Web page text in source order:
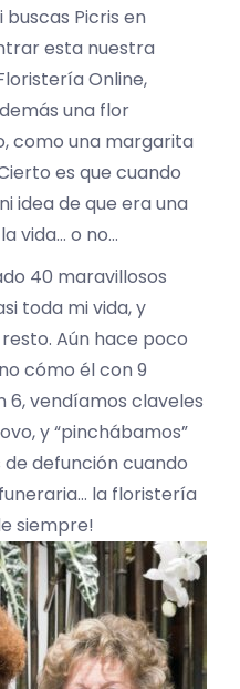
buscas Picris en
esta nuestra
Online,
una flor
como una margarita
es que cuando
idea de que era una
vida… o no…
40 maravillosos
toda mi vida, y
Aún hace poco
cómo él con 9
6, vendíamos claveles
y “pinchábamos”
defunción cuando
la floristería
siempre!